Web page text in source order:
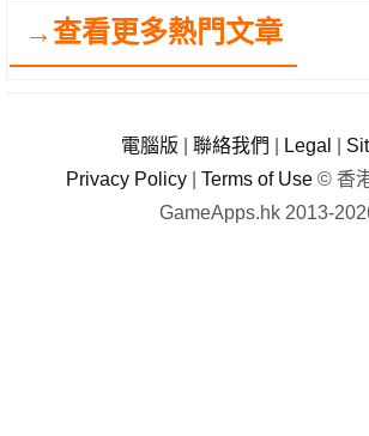
→查看更多熱門文章
電腦版 聯絡我們 Legal
Privacy Policy
Terms of Use © 香
GameApps.hk 2013-